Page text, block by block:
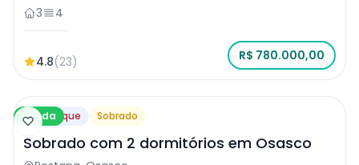
3
4
4.8(23) R$ 780.000,00
Venda
Destaque Sobrado
Sobrado com 2 dormitórios em Osasco